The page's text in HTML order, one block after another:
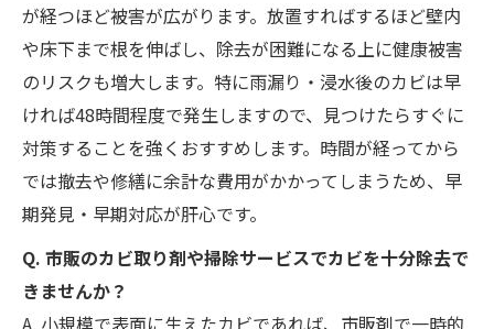
が経つほど被害が広がります。放置すればするほど壁内
や床下まで根を伸ばし、除去が困難になる上に健康被害
のリスクも増大します。特に雨漏り・浸水後のカビは早
ければ48時間程度で発生しますので、見つけたらすぐに
対策することを強くおすすめします。時間が経ってから
では撤去や修繕に余計な費用がかかってしまうため、早
期発見・早期対応が肝心です。
Q. 市販のカビ取り剤や掃除サービスでカビを十分除去で
きませんか？
A. 小規模で表面に生えたカビであれば、市販剤で一時的